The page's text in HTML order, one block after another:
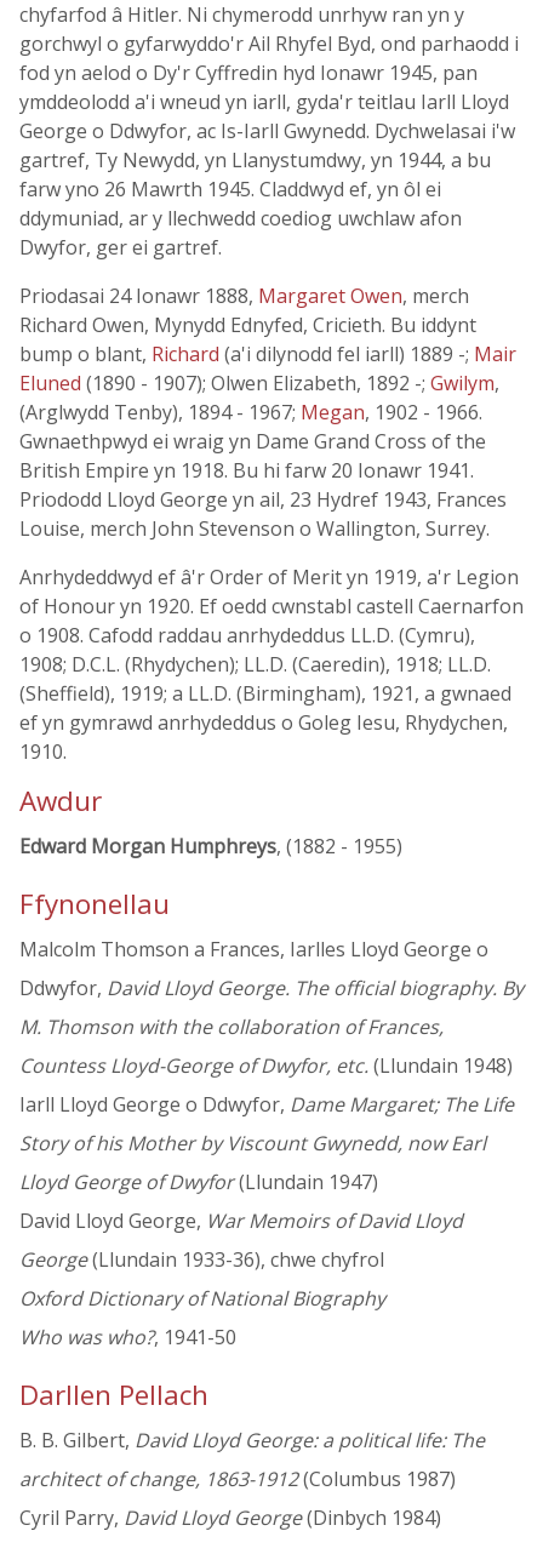
chyfarfod â Hitler. Ni chymerodd unrhyw ran yn y
gorchwyl o gyfarwyddo'r Ail Rhyfel Byd, ond parhaodd i
fod yn aelod o Dy'r Cyffredin hyd Ionawr 1945, pan
ymddeolodd a'i wneud yn iarll, gyda'r teitlau Iarll Lloyd
George o Ddwyfor, ac Is-Iarll Gwynedd. Dychwelasai i'w
gartref, Ty Newydd, yn Llanystumdwy, yn 1944, a bu
farw yno 26 Mawrth 1945. Claddwyd ef, yn ôl ei
ddymuniad, ar y llechwedd coediog uwchlaw afon
Dwyfor, ger ei gartref.
Priodasai 24 Ionawr 1888, Margaret Owen, merch
Richard Owen, Mynydd Ednyfed, Cricieth. Bu iddynt
bump o blant, Richard (a'i dilynodd fel iarll) 1889 -; Mair
Eluned (1890 - 1907); Olwen Elizabeth, 1892 -; Gwilym,
(Arglwydd Tenby), 1894 - 1967; Megan, 1902 - 1966.
Gwnaethpwyd ei wraig yn Dame Grand Cross of the
British Empire yn 1918. Bu hi farw 20 Ionawr 1941.
Priododd Lloyd George yn ail, 23 Hydref 1943, Frances
Louise, merch John Stevenson o Wallington, Surrey.
Anrhydeddwyd ef â'r Order of Merit yn 1919, a'r Legion
of Honour yn 1920. Ef oedd cwnstabl castell Caernarfon
o 1908. Cafodd raddau anrhydeddus LL.D. (Cymru),
1908; D.C.L. (Rhydychen); LL.D. (Caeredin), 1918; LL.D.
(Sheffield), 1919; a LL.D. (Birmingham), 1921, a gwnaed
ef yn gymrawd anrhydeddus o Goleg Iesu, Rhydychen,
1910.
Awdur
Edward Morgan Humphreys, (1882 - 1955)
Ffynonellau
Malcolm Thomson a Frances, Iarlles Lloyd George o
Ddwyfor, David Lloyd George. The official biography. By
M. Thomson with the collaboration of Frances,
Countess Lloyd-George of Dwyfor, etc.(Llundain 1948)
Iarll Lloyd George o Ddwyfor, Dame Margaret; The Life
Story of his Mother by Viscount Gwynedd, now Earl
Lloyd George of Dwyfor(Llundain 1947)
David Lloyd George, War Memoirs of David Lloyd
George(Llundain 1933-36), chwe chyfrol
Oxford Dictionary of National Biography
Who was who?, 1941-50
Darllen Pellach
B. B. Gilbert, David Lloyd George: a political life: The
architect of change, 1863-1912(Columbus 1987)
Cyril Parry, David Lloyd George(Dinbych 1984)